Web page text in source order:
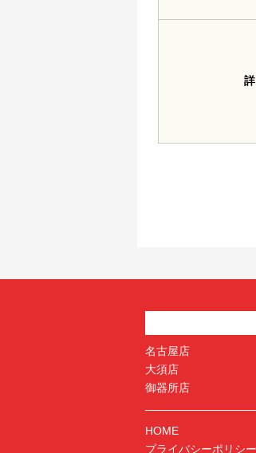
名古屋店
大須店
御器所店
HOME
プライバシーポリシー